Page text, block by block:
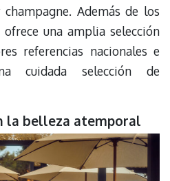
Además de los
una amplia selección
referencias nacionales e
cuidada selección de
la belleza atemporal